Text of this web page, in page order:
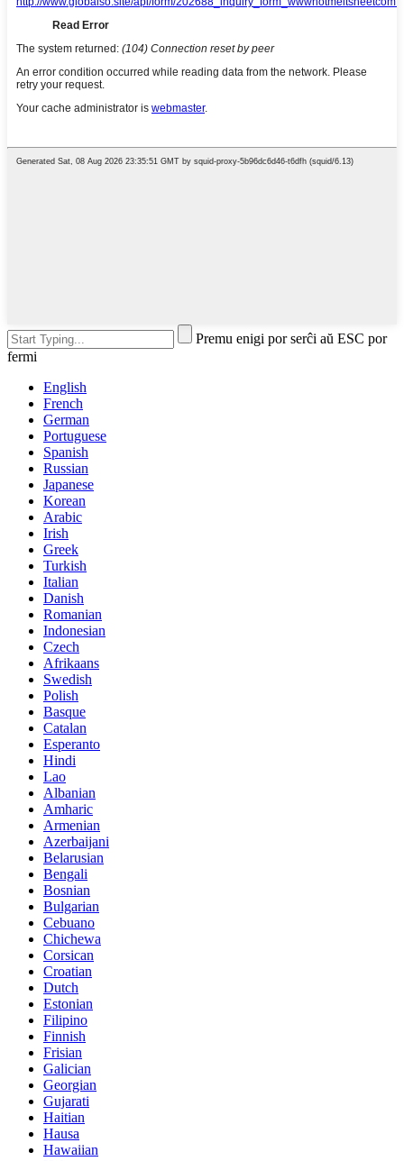
Premu enigi por serĉi aŭ ESC por
fermi
English
French
German
Portuguese
Spanish
Russian
Japanese
Korean
Arabic
Irish
Greek
Turkish
Italian
Danish
Romanian
Indonesian
Czech
Afrikaans
Swedish
Polish
Basque
Catalan
Esperanto
Hindi
Lao
Albanian
Amharic
Armenian
Azerbaijani
Belarusian
Bengali
Bosnian
Bulgarian
Cebuano
Chichewa
Corsican
Croatian
Dutch
Estonian
Filipino
Finnish
Frisian
Galician
Georgian
Gujarati
Haitian
Hausa
Hawaiian